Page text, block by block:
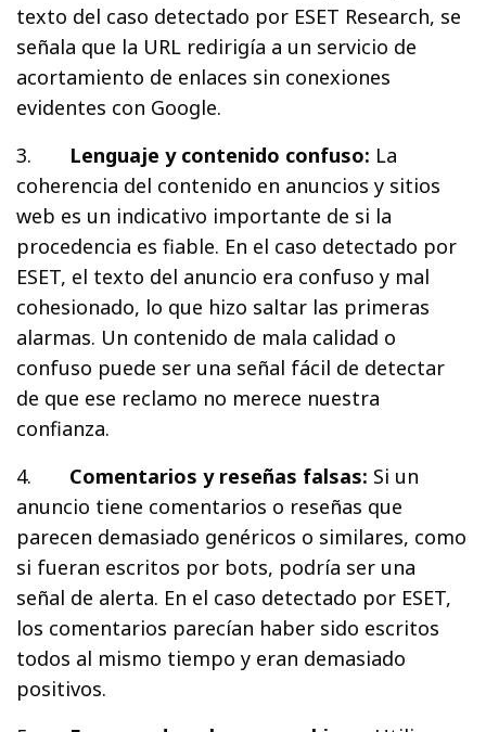
texto del caso detectado por ESET Research, se
señala que la URL redirigía a un servicio de
acortamiento de enlaces sin conexiones
evidentes con Google.
3.
Lenguaje y contenido confuso: La
coherencia del contenido en anuncios y sitios
web es un indicativo importante de si la
procedencia es fiable. En el caso detectado por
ESET, el texto del anuncio era confuso y mal
cohesionado, lo que hizo saltar las primeras
alarmas. Un contenido de mala calidad o
confuso puede ser una señal fácil de detectar
de que ese reclamo no merece nuestra
confianza.
4. Comentarios y reseñas falsas: Si un
anuncio tiene comentarios o reseñas que
parecen demasiado genéricos o similares, como
si fueran escritos por bots, podría ser una
señal de alerta. En el caso detectado por ESET,
los comentarios parecían haber sido escritos
todos al mismo tiempo y eran demasiado
positivos.